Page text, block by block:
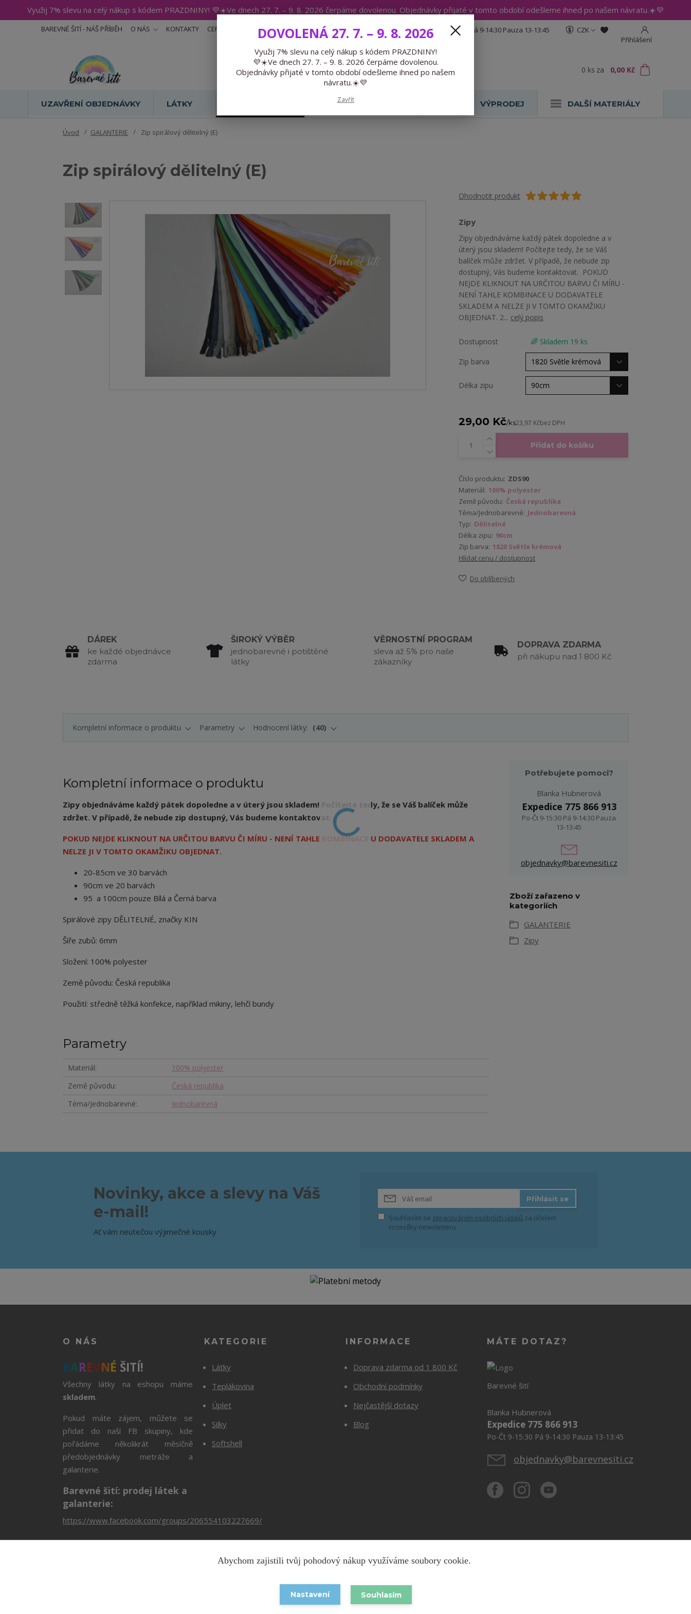
Využij 7% slevu na celý nákup s kódem PRAZDNINY! 💜☀️Ve dnech 27. 7. – 9. 8. 2026 čerpáme dovolenou. Objednávky přijaté v tomto období odešleme ihned po našem návratu.☀️💜
BAREVNÉ ŠITÍ - NÁŠ PŘÍBĚH O NÁS KONTAKTY CERTIFIKÁTY BLOG
CZK
Přihlášení
Hledat
Expedice 775 866 913 Po-Čt 9-15:30 Pá 9-14:30 Pauza 13-13:45
0 ks za 0,00 Kč
UZAVŘENÍ OBJEDNÁVKY LÁTKY PŘEDOBJEDNÁVKY VÝPRODEJ DALŠÍ MATERIÁLY
Úvod GALANTERIE Zip spirálový dělitelný (E)
Zip spirálový dělitelný (E)
Ohodnotit produkt
Zipy
Zipy objednáváme každý pátek dopoledne a v
úterý jsou skladem! Počítejte tedy, že se Váš
balíček může zdržet. V případě, že nebude zip
dostupný, Vás budeme kontaktovat. POKUD
NEJDE KLIKNOUT NA URČITOU BARVU ČI MÍRU -
NENÍ TAHLE KOMBINACE U DODAVATELE
SKLADEM A NELZE JI V TOMTO OKAMŽIKU
OBJEDNAT. 2... celý popis
Dostupnost 🌈 Skladem 19 ks
Zip barva
Délka zipu
29,00 Kč/ks23,97 Kčbez DPH
Přidat do košíku
Číslo produktu: ZDS90
Materiál: 100% polyester
Země původu: Česká republika
Téma/Jednobarevné: Jednobarevná
Typ: Dělitelné
Délka zipu: 90cm
Zip barva: 1820 Světle krémová
Hlídat cenu / dostupnost
Do oblíbených
DÁREK
ke každé objednávce
zdarma
ŠIROKÝ VÝBĚR
jednobarevné i potištěné
látky
VĚRNOSTNÍ PROGRAM
sleva až 5% pro naše
zákazníky
DOPRAVA ZDARMA
při nákupu nad 1 800 Kč
Kompletní informace o produktu Parametry Hodnocení látky: 40
Kompletní informace o produktu
Zipy objednáváme každý pátek dopoledne a v úterý jsou skladem! Počítejte tedy, že se Váš balíček může
zdržet. V případě, že nebude zip dostupný, Vás budeme kontaktovat.
POKUD NEJDE KLIKNOUT NA URČITOU BARVU ČI MÍRU - NENÍ TAHLE KOMBINACE U DODAVATELE SKLADEM A
NELZE JI V TOMTO OKAMŽIKU OBJEDNAT.
20-85cm ve 30 barvách
90cm ve 20 barvách
95 a 100cm pouze Bílá a Černá barva
Spirálové zipy DĚLITELNÉ, značky KIN
Šíře zubů: 6mm
Složení: 100% polyester
Země původu: Česká republika
Použití: středně těžká konfekce, například mikiny, lehčí bundy
Parametry
Materiál
100% polyester
Země původu
Česká republika
Téma/Jednobarevné
Jednobarevná
Potřebujete pomoci?
Blanka Hubnerová
Expedice 775 866 913
Po-Čt 9-15:30 Pá 9-14:30 Pauza
13-13:45
objednavky@barevnesiti.cz
Zboží zařazeno v
kategoriích
GALANTERIE
Zipy
Novinky, akce a slevy na Váš
e-mail!
Ať vám neutečou výjimečné kousky
Přihlásit se
Souhlasím se zpracováním osobních údajů za účelem
rozesílky newsletteru.
O NÁS
BAREVNÉ ŠITÍ!
Všechny látky na eshopu máme
skladem.
Pokud máte zájem, můžete se
přidat do naší FB skupiny, kde
pořádáme několikrát měsíčně
předobjednávky metráže a
galanterie.
Barevné šití: prodej látek a
galanterie:
https://www.facebook.com/groups/206554103227669/
KATEGORIE
Látky
Teplákovina
Úplet
Silky
Softshell
INFORMACE
Doprava zdarma od 1 800 Kč
Obchodní podmínky
Nejčastější dotazy
Blog
MÁTE DOTAZ?
Barevné šití
Blanka Hubnerová
Expedice 775 866 913
Po-Čt 9-15:30 Pá 9-14:30 Pauza 13-13:45
objednavky@barevnesiti.cz
Copyright © 2026 Barevnesiti.cz
Vytvořeno na
DOVOLENÁ 27. 7. – 9. 8. 2026
Využij 7% slevu na celý nákup s kódem PRAZDNINY!
💜☀️Ve dnech 27. 7. – 9. 8. 2026 čerpáme dovolenou.
Objednávky přijaté v tomto období odešleme ihned po našem
návratu.☀️💜
Zavřít
Abychom zajistili tvůj pohodový nákup využíváme soubory cookie.
Nastavení Souhlasím